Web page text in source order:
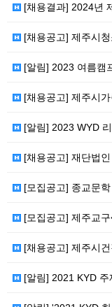
[채용결과] 2024년 제주
[채용공고] 제주시청소
[알림] 2023 여름캠
[채용공고] 제주시
[알림] 2023 WYD
[채용공고] 재단법인 제
[모집공고] 종교문학 프
[모집공고] 제주교구<
[채용공고] 제주시건강
[알림] 2021 KYD